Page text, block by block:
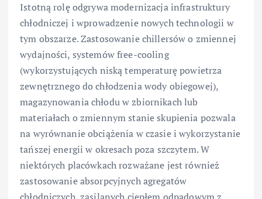
Istotną rolę odgrywa modernizacja infrastruktury
chłodniczej i wprowadzenie nowych technologii w
tym obszarze. Zastosowanie chillersów o zmiennej
wydajności, systemów free-cooling
(wykorzystujących niską temperaturę powietrza
zewnętrznego do chłodzenia wody obiegowej),
magazynowania chłodu w zbiornikach lub
materiałach o zmiennym stanie skupienia pozwala
na wyrównanie obciążenia w czasie i wykorzystanie
tańszej energii w okresach poza szczytem. W
niektórych placówkach rozważane jest również
zastosowanie absorpcyjnych agregatów